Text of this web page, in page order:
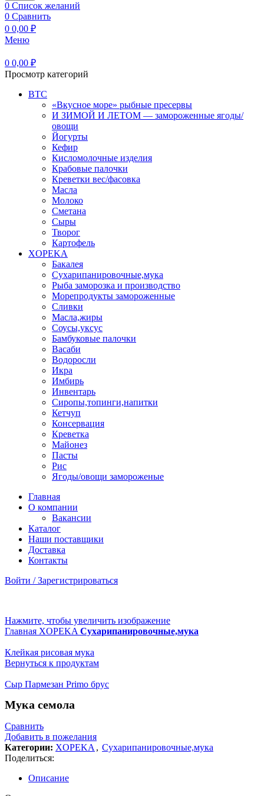
0 Список желаний
0 Сравнить
0 0,00 ₽
Меню
0 0,00 ₽
Просмотр категорий
BTC
«Вкусное море» рыбные пресервы
И ЗИМОЙ И ЛЕТОМ — замороженные ягоды/
овощи
Йогурты
Кефир
Кисломолочные изделия
Крабовые палочки
Креветки вес/фасовка
Масла
Молоко
Сметана
Сыры
Творог
Картофель
XOPEKA
Бакалея
Сухарипанировочные,мука
Рыба заморозка и производство
Морепродукты замороженные
Сливки
Масла,жиры
Соусы,уксус
Бамбуковые палочки
Васаби
Водоросли
Икра
Имбирь
Инвентарь
Сиропы,топинги,напитки
Кетчуп
Консервация
Креветка
Майонез
Пасты
Рис
Ягоды/овощи замороженые
Главная
О компании
Вакансии
Каталог
Наши поставщики
Доставка
Контакты
Войти / Зарегистрироваться
Нажмите, чтобы увеличить изображение
Главная XOPEKA Сухарипанировочные,мука
Клейкая рисовая мука
Вернуться к продуктам
Сыр Пармезан Primo брус
Мука семола
Сравнить
Добавить в пожелания
Категории: XOPEKA , Сухарипанировочные,мука
Поделиться:
Описание